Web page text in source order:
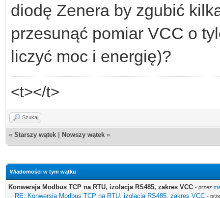
diodę Zenera by zgubić
przesunąć pomiar VCC o
liczyć moc i energię)?
<t></t>
Szukaj
« Starszy wątek Nowszy wątek »
Wiadomości w tym wątku
Konwersja Modbus TCP na RTU, izolacja RS485, zakres VCC - przez
RE: Konwersja Modbus TCP na RTU, izolacja RS485, zakres VCC -